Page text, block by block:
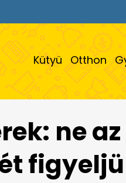
Kütyü Otthon
ne